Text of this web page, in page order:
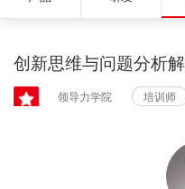
创新思维与问题分析
领导力学院 培训师